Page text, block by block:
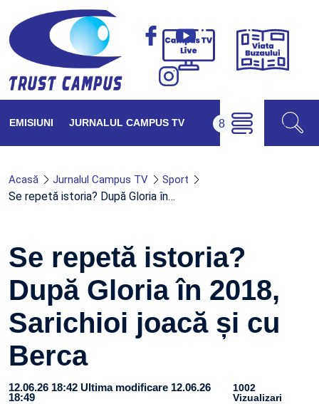
Campus
Viața
EMISIUNI JURNALUL CAMPUS TV
Acasă Jurnalul Campus TV Sport
Se repetă istoria? După Gloria în…
Se repetă istoria?
După Gloria în 2018,
Sarichioi joacă și cu
Berca
12.06.26 18:42 Ultima modificare 12.06.26
18:49
1002
Vizualizari